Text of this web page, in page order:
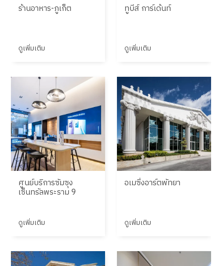
ร้านอาหาร-ภูเก็ต
ดูเพิ่มเติม
ทูบีส์ การ์เด้นท์
ดูเพิ่มเติม
ศูนย์บริการซัมซุง
เซ็นทรัลพระราม 9
ดูเพิ่มเติม
อเมซิ่งอาร์ตพัทยา
ดูเพิ่มเติม